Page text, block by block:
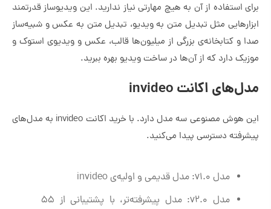
برای استفاده از آن به هیچ مهارتی نیاز ندارید. این ویدیوساز قدرتمند
ابزارهایی مثل تبدیل متن به ویدیو، تبدیل متن به عکس و شبیه‌ساز
صدا و کتابخانه‌ی بزرگی از میلیون‌ها قالب، عکس و ویدیوی استوک و
موزیک دارد که از آن‌ها در ساخت ویدیو بهره ببرید.
مدل‌های اکانت invideo
این هوش مصنوعی سه مدل دارد. با خرید اکانت invideo به مدل‌های
پیشرفته دسترسی پیدا می‌کنید.
مدل v1.0: مدل قدیمی و اولیه‌ی invideo
مدل v2.0: مدل پیشرفته‌تر، با پشتیبانی از ۵۵